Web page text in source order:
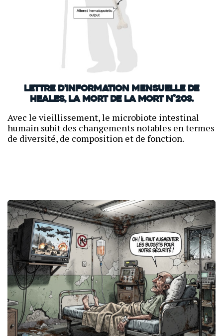
Lettre d’information mensuelle de
Heales, La mort de la mort N°203.
Avec le vieillissement, le microbiote intestinal
humain subit des changements notables en termes
de diversité, de composition et de fonction.